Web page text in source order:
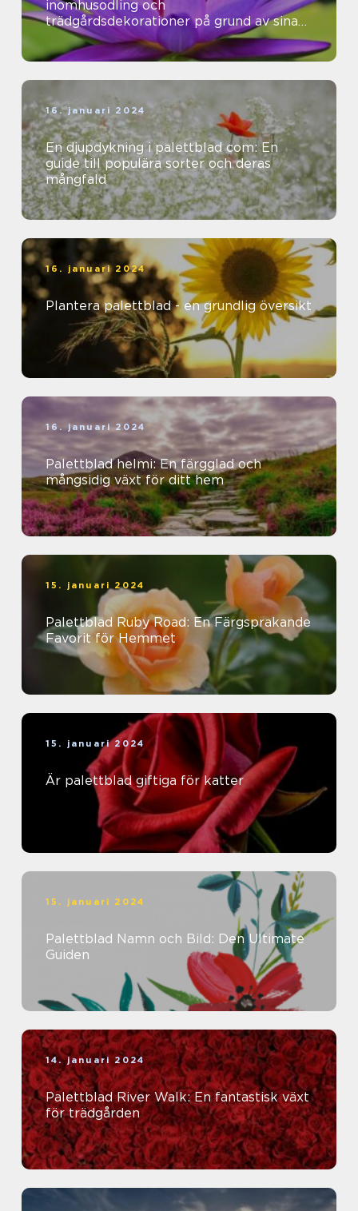
inomhusodling och
trädgårdsdekorationer på grund av sina
vackra färger och mönster
16. januari 2024
En djupdykning i palettblad com: En
guide till populära sorter och deras
mångfald
16. januari 2024
Plantera palettblad - en grundlig översikt
16. januari 2024
Palettblad helmi: En färgglad och
mångsidig växt för ditt hem
15. januari 2024
Palettblad Ruby Road: En Färgsprakande
Favorit för Hemmet
15. januari 2024
Är palettblad giftiga för katter
15. januari 2024
Palettblad Namn och Bild: Den Ultimate
Guiden
14. januari 2024
Palettblad River Walk: En fantastisk växt
för trädgården